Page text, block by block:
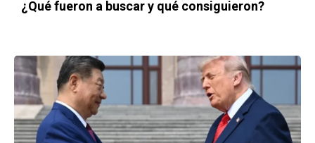
¿Qué fueron a buscar y qué consiguieron?